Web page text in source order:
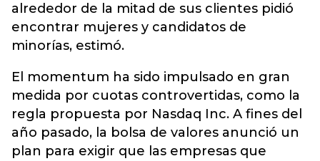
alrededor de la mitad de sus clientes pidió
encontrar mujeres y candidatos de
minorías, estimó.
El momentum ha sido impulsado en gran
medida por cuotas controvertidas, como la
regla propuesta por Nasdaq Inc. A fines del
año pasado, la bolsa de valores anunció un
plan para exigir que las empresas que